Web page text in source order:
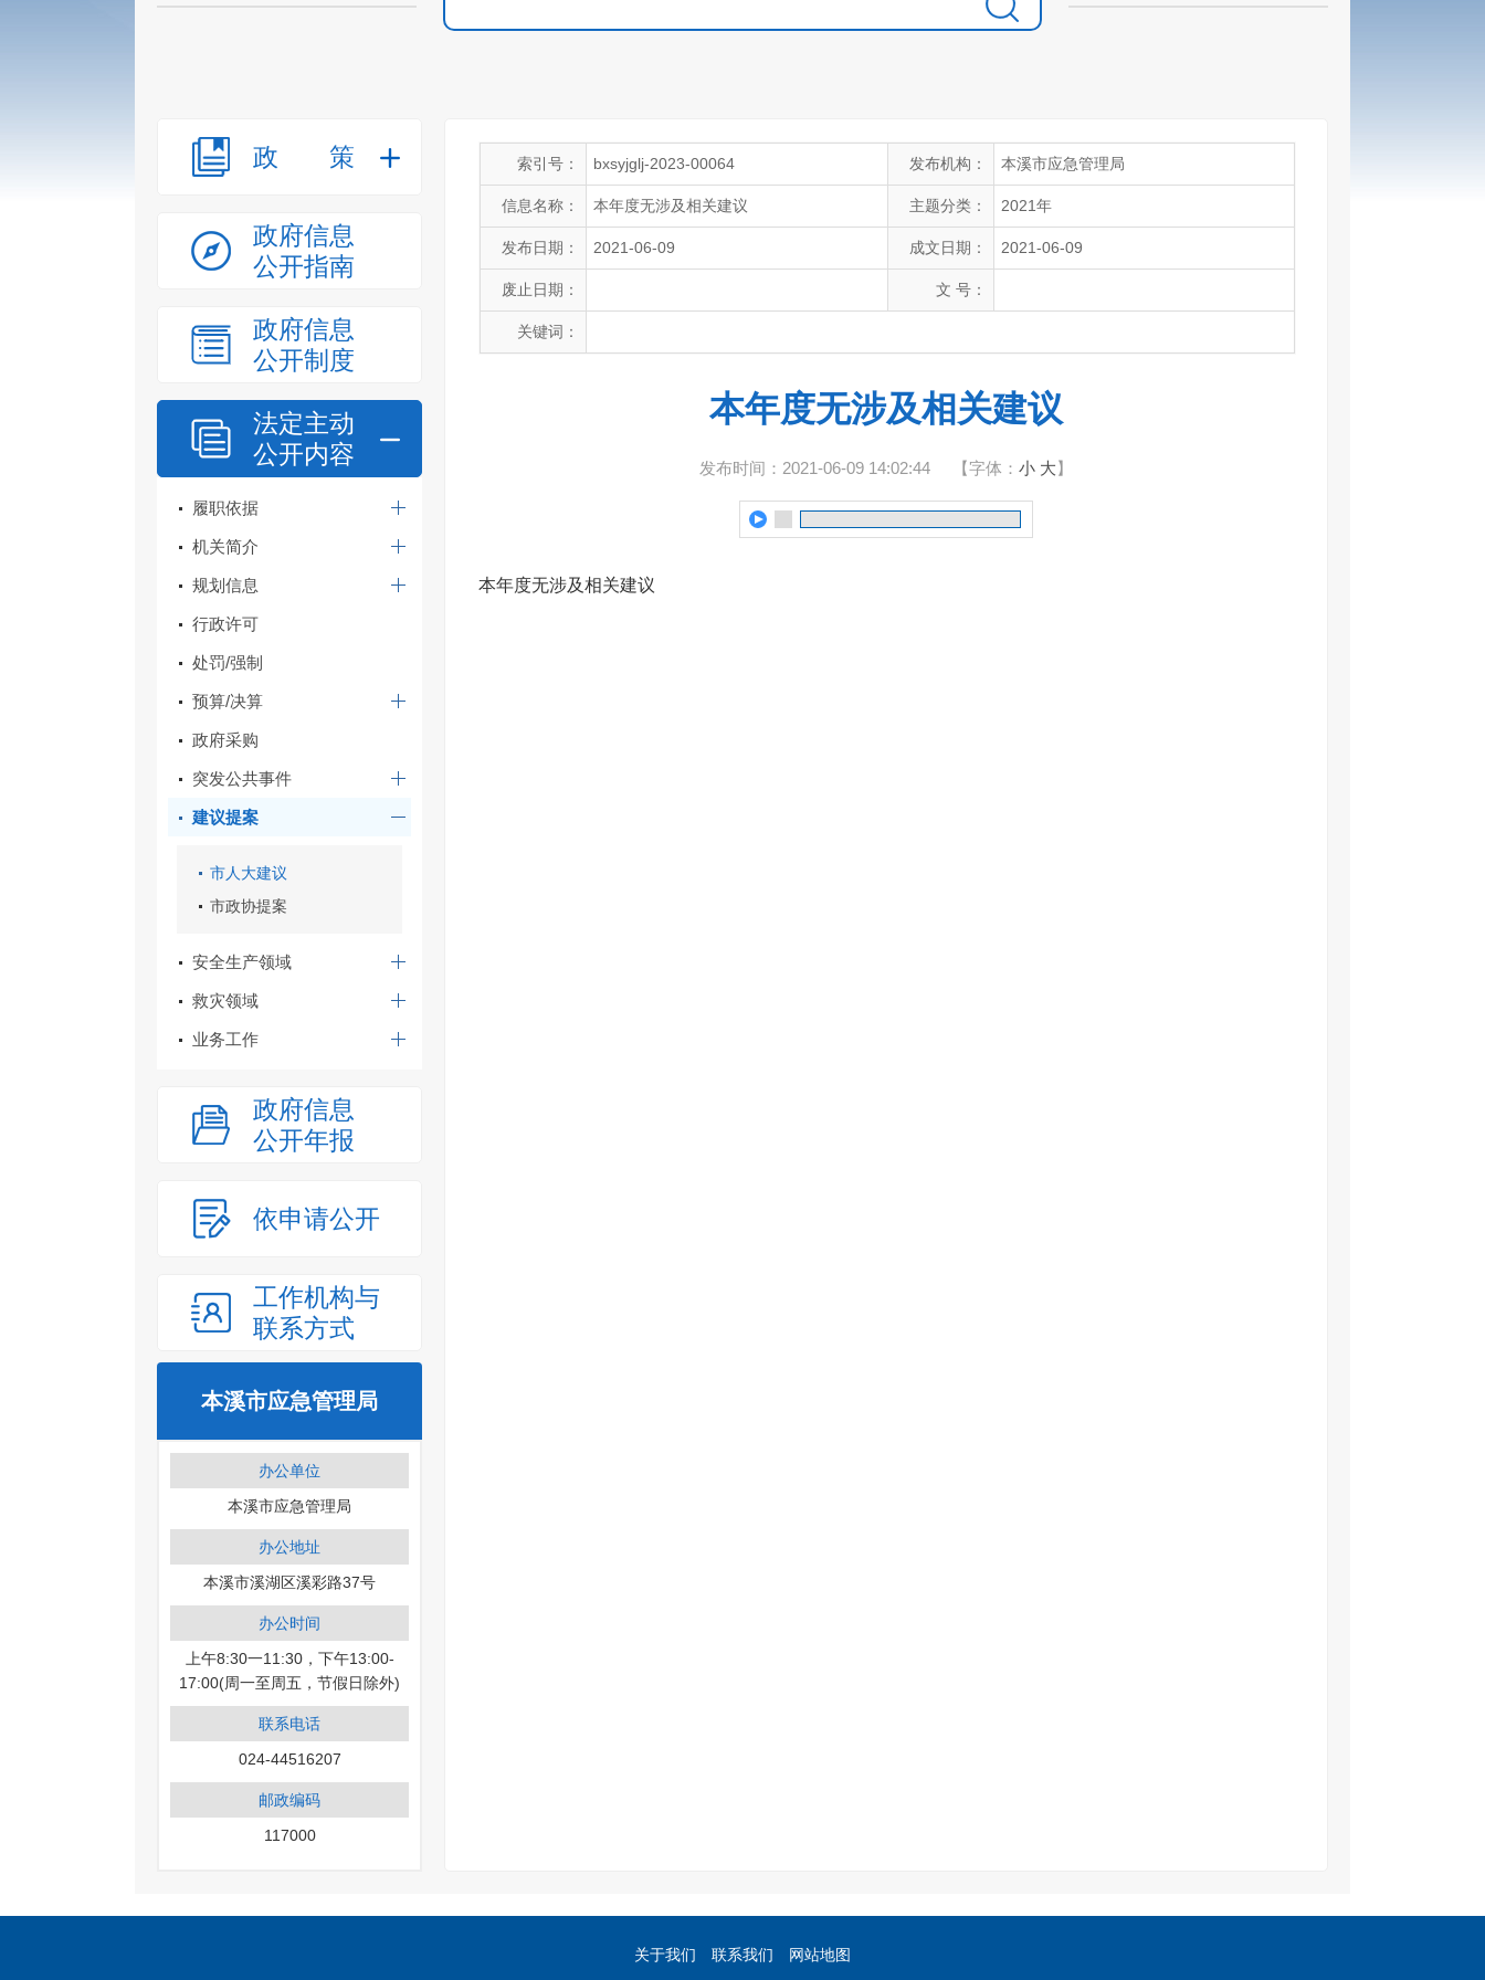
政策
政府信息
公开指南
政府信息
公开制度
法定主动
公开内容
履职依据
机关简介
规划信息
行政许可
处罚/强制
预算/决算
政府采购
突发公共事件
建议提案
市人大建议
市政协提案
安全生产领域
救灾领域
业务工作
政府信息
公开年报
依申请公开
工作机构与
联系方式
本溪市应急管理局
办公单位
本溪市应急管理局
办公地址
本溪市溪湖区溪彩路37号
办公时间
上午8:30一11:30，下午13:00-
17:00(周一至周五，节假日除外)
联系电话
024-44516207
邮政编码
117000
索引号： bxsyjglj-2023-00064 发布机构： 本溪市应急管理局
信息名称： 本年度无涉及相关建议 主题分类： 2021年
发布日期： 2021-06-09 成文日期： 2021-06-09
废止日期： 文 号：
关键词：
本年度无涉及相关建议
发布时间：2021-06-09 14:02:44 【字体： 小 大】
本年度无涉及相关建议
关于我们 联系我们 网站地图